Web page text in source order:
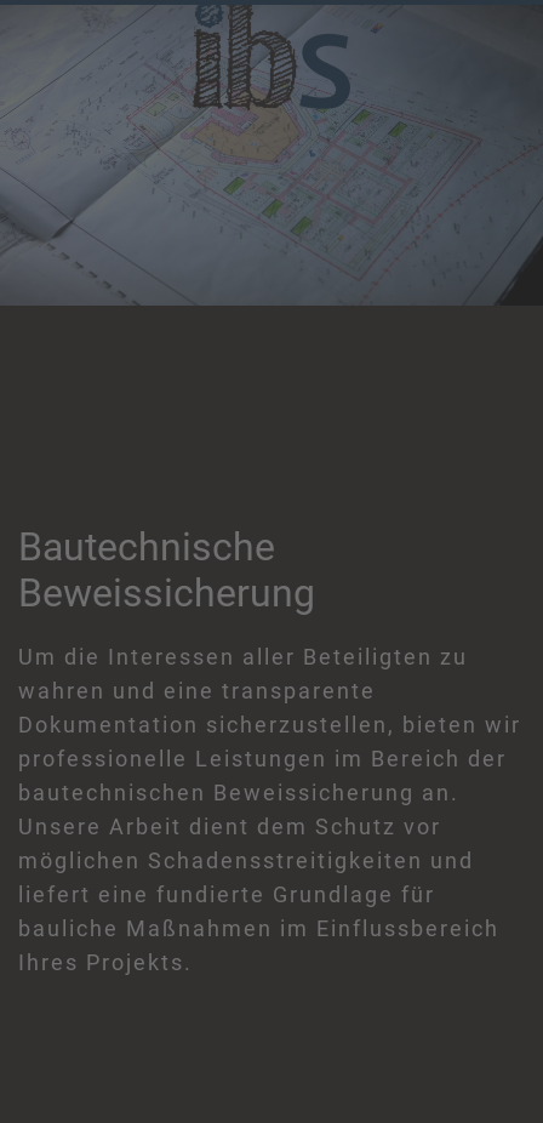
Skip to main content
Bautechnische
Beweissicherung
Um die Interessen aller Beteiligten zu
wahren und eine transparente
Dokumentation sicherzustellen, bieten wir
professionelle Leistungen im Bereich der
bautechnischen Beweissicherung an.
Unsere Arbeit dient dem Schutz vor
möglichen Schadensstreitigkeiten und
liefert eine fundierte Grundlage für
bauliche Maßnahmen im Einflussbereich
Ihres Projekts.